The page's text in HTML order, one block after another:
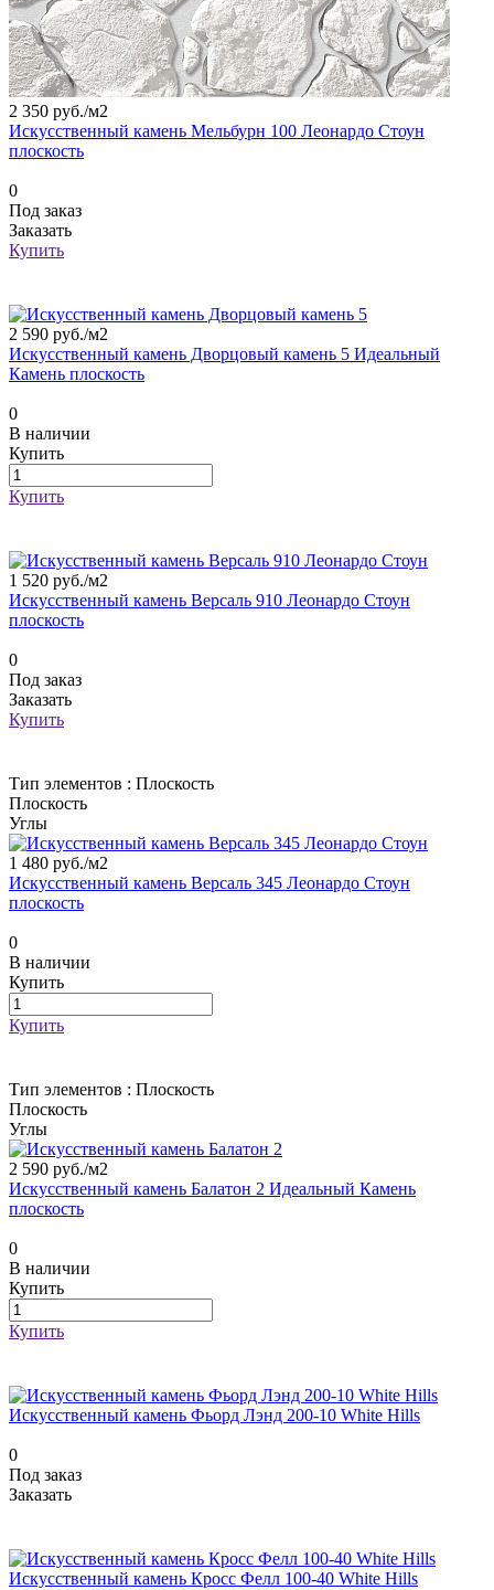
2 350 руб./м2
Искусственный камень Мельбурн 100 Леонардо Стоун
плоскость
0
Под заказ
Заказать
Купить
2 590 руб./м2
Искусственный камень Дворцовый камень 5 Идеальный
Камень плоскость
0
В наличии
Купить
Купить
1 520 руб./м2
Искусственный камень Версаль 910 Леонардо Стоун
плоскость
0
Под заказ
Заказать
Купить
Тип элементов : Плоскость
Плоскость
Углы
1 480 руб./м2
Искусственный камень Версаль 345 Леонардо Стоун
плоскость
0
В наличии
Купить
Купить
Тип элементов : Плоскость
Плоскость
Углы
2 590 руб./м2
Искусственный камень Балатон 2 Идеальный Камень
плоскость
0
В наличии
Купить
Купить
Искусственный камень Фьорд Лэнд 200-10 White Hills
0
Под заказ
Заказать
Искусственный камень Кросс Фелл 100-40 White Hills